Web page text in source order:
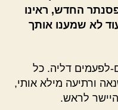
החדש, ראינו
לא שמענו אותך
לפעמים דליה. כל
ורתיעה מילא אותי,
לראש.